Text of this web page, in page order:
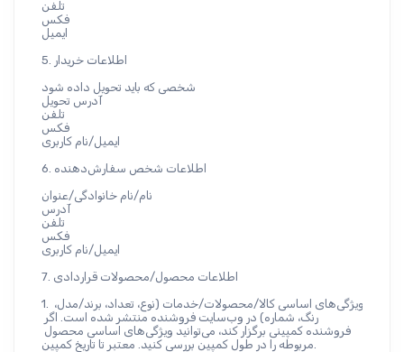
تلفن
فکس
ایمیل
5. اطلاعات خریدار
شخصی که باید تحویل داده شود
آدرس تحویل
تلفن
فکس
ایمیل/نام کاربری
6. اطلاعات شخص سفارش‌دهنده
نام/نام خانوادگی/عنوان
آدرس
تلفن
فکس
ایمیل/نام کاربری
7. اطلاعات محصول/محصولات قراردادی
1. ویژگی‌های اساسی کالا/محصولات/خدمات (نوع، تعداد، برند/مدل،
مربوطه را در طول کمپین بررسی کنید. معتبر تا تاریخ کمپین.